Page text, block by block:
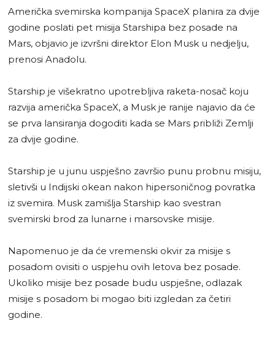
Američka svemirska kompanija SpaceX planira za dvije
godine poslati pet misija Starshipa bez posade na
Mars, objavio je izvršni direktor Elon Musk u nedjelju,
prenosi Anadolu.
Starship je višekratno upotrebljiva raketa-nosač koju
razvija američka SpaceX, a Musk je ranije najavio da će
se prva lansiranja dogoditi kada se Mars približi Zemlji
za dvije godine.
Starship je u junu uspješno završio punu probnu misiju,
sletivši u Indijski okean nakon hipersoničnog povratka
iz svemira. Musk zamišlja Starship kao svestran
svemirski brod za lunarne i marsovske misije.
Napomenuo je da će vremenski okvir za misije s
posadom ovisiti o uspjehu ovih letova bez posade.
Ukoliko misije bez posade budu uspješne, odlazak
misije s posadom bi mogao biti izgledan za četiri
godine.